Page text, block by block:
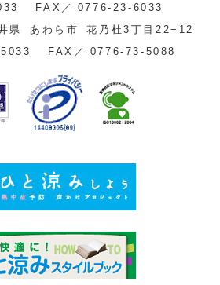
FAX／
0776-23-6033
県 あわら市
花乃杜3丁目22−12
FAX／ 0776-73-5088